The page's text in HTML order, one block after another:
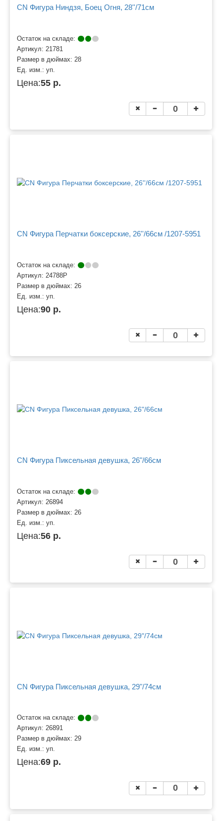
CN Фигура Ниндзя, Боец Огня, 28''/71см
Остаток на складе:
Артикул: 21781
Размер в дюймах: 28
Ед. изм.: уп.
Цена:55 р.
CN Фигура Перчатки боксерские, 26''/66см /1207-5951
Остаток на складе:
Артикул: 24788P
Размер в дюймах: 26
Ед. изм.: уп.
Цена:90 р.
CN Фигура Пиксельная девушка, 26"/66см
Остаток на складе:
Артикул: 26894
Размер в дюймах: 26
Ед. изм.: уп.
Цена:56 р.
CN Фигура Пиксельная девушка, 29"/74см
Остаток на складе:
Артикул: 26891
Размер в дюймах: 29
Ед. изм.: уп.
Цена:69 р.